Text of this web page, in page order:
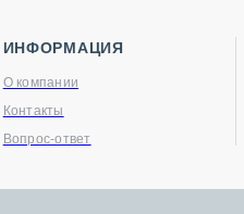
ИНФОРМАЦИЯ
О компании
Контакты
Вопрос-ответ